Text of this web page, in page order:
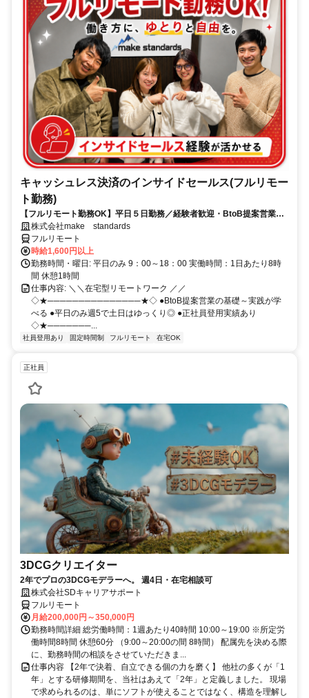
キャッシュレス決済のインサイドセールス(フルリモー
ト勤務)
【フルリモート勤務OK】平日５日勤務／経験者歓迎・BtoB提案営業で
スキルアップ
株式会社make standards
フルリモート
時給1,600円以上
勤務時間・曜日: 平日のみ 9：00～18：00 実働時間：1日あたり8時
間 休憩1時間
仕事内容: ＼＼在宅型リモートワーク ／／
◇★───────────────★◇ ●BtoB提案営業の基礎～実践が学
べる ●平日のみ週5で土日はゆっくり◎ ●正社員登用実績あり
◇★───────...
社員登用あり 固定時間制 フルリモート 在宅OK
正社員
3DCGクリエイター
2年でプロの3DCGモデラーへ。 週4日・在宅相談可
株式会社SDキャリアサポート
フルリモート
月給200,000円～350,000円
勤務時間詳細 総労働時間：1週あたり40時間 10:00～19:00 ※所定労
働時間8時間 休憩60分 （9:00～20:00の間 8時間） 配属先を決める際
に、勤務時間の相談をさせていただきま...
仕事内容 【2年で決着、自立できる個の力を磨く】 他社の多くが「1
年」とする研修期間を、当社はあえて「2年」と定義しました。 現場
で求められるのは、単にソフトが使えることではなく、構造を理解し